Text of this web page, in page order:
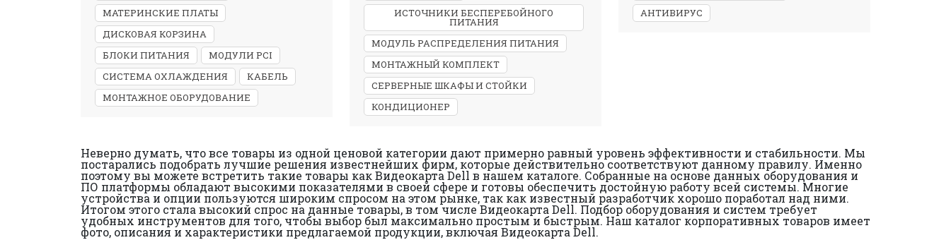
МАТЕРИНСКИЕ ПЛАТЫ
ДИСКОВАЯ КОРЗИНА
БЛОКИ ПИТАНИЯ
МОДУЛИ PCI
СИСТЕМА ОХЛАЖДЕНИЯ
КАБЕЛЬ
МОНТАЖНОЕ ОБОРУДОВАНИЕ
ИСТОЧНИКИ БЕСПЕРЕБОЙНОГО
ПИТАНИЯ
МОДУЛЬ РАСПРЕДЕЛЕНИЯ ПИТАНИЯ
МОНТАЖНЫЙ КОМПЛЕКТ
СЕРВЕРНЫЕ ШКАФЫ И СТОЙКИ
КОНДИЦИОНЕР
АНТИВИРУС
Неверно думать, что все товары из одной ценовой категории дают примерно равный уровень эффективности и стабильности. Мы
постарались подобрать лучшие решения известнейших фирм, которые действительно соответствуют данному правилу. Именно
поэтому вы можете встретить такие товары как Видеокарта Dell в нашем каталоге. Собранные на основе данных оборудования и
ПО платформы обладают высокими показателями в своей сфере и готовы обеспечить достойную работу всей системы. Многие
устройства и опции пользуются широким спросом на этом рынке, так как известный разработчик хорошо поработал над ними.
Итогом этого стала высокий спрос на данные товары, в том числе Видеокарта Dell. Подбор оборудования и систем требует
удобных инструментов для того, чтобы выбор был максимально простым и быстрым. Наш каталог корпоративных товаров имеет
фото, описания и характеристики предлагаемой продукции, включая Видеокарта Dell.